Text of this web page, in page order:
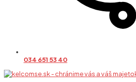
034 651 53 40